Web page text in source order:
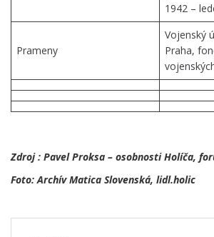
1942 –
Prameny
Vojenský
Praha,
Zdroj : Pavel Proksa – osobnosti Holíča,
Foto: Archív Matica Slovenská, lidl.holic